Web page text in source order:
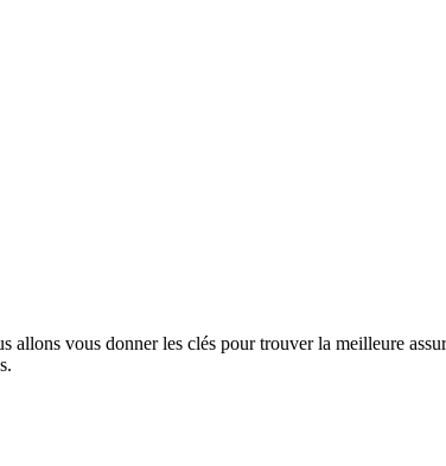
allons vous donner les clés pour trouver la meilleure